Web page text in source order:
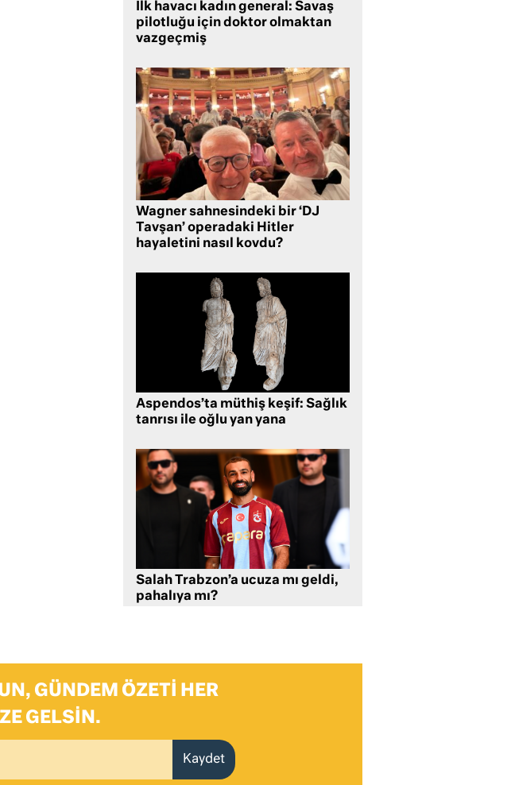
İlk havacı kadın general: Savaş
pilotluğu için doktor olmaktan
vazgeçmiş
Wagner sahnesindeki bir ‘DJ
Tavşan’ operadaki Hitler
hayaletini nasıl kovdu?
Aspendos’ta müthiş keşif: Sağlık
tanrısı ile oğlu yan yana
Salah Trabzon’a ucuza mı geldi,
pahalıya mı?
GÜNDEM ÖZETI HER
GELSIN.
Kaydet